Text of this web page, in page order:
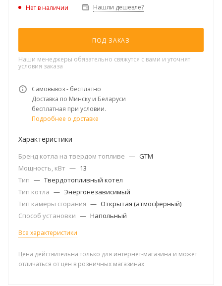
Нет в наличии Нашли дешевле?
ПОД ЗАКАЗ
Наши менеджеры обязательно свяжутся с вами и уточнят
условия заказа
Самовывоз - бесплатно
Доставка по Минску и Беларуси
бесплатная при условии.
Подробнее о доставке
Характеристики
Бренд котла на твердом топливе — GTM
Мощность, кВт — 13
Тип — Твердотопливный котел
Тип котла — Энергонезависимый
Тип камеры сгорания — Открытая (атмосферный)
Способ установки — Напольный
Все характеристики
Цена действительна только для интернет-магазина и может
отличаться от цен в розничных магазинах